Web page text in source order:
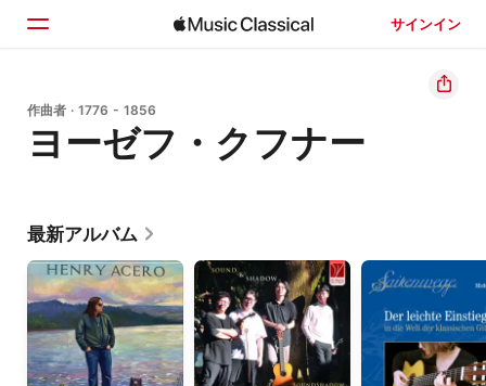
サインイン
ホーム
見つける
作曲者 · 1776 - 1856
ヨーゼフ・クフナー
最新アルバム